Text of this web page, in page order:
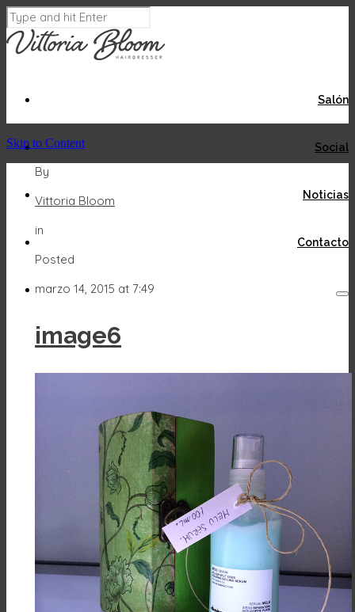
Salón
Social
Noticias
Contacto
Skip to Content
By
Vittoria Bloom
in
Posted
marzo 14, 2015 at 7:49
image6